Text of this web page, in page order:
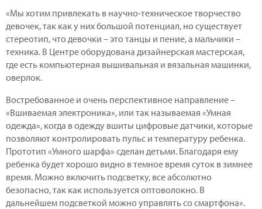
«Мы хотим привлекать в научно-техническое творчество
девочек, так как у них большой потенциал, но существует
стереотип, что девочки – это танцы и пение, а мальчики –
техника. В Центре оборудована дизайнерская мастерская,
где есть компьютерная вышивальная и вязальная машинки,
оверлок.
Востребованное и очень перспективное направление –
«Вшиваемая электроника», или так называемая «Умная
одежда», когда в одежду вшиты цифровые датчики, которые
позволяют контролировать пульс и температуру ребенка.
Прототип «Умного шарфа» сделан детьми. Благодаря ему
ребенка будет хорошо видно в темное время суток в зимнее
время. Можно включить подсветку, все абсолютно
безопасно, так как используется оптоволокно. В
дальнейшем подсветкой можно управлять со смартфона».